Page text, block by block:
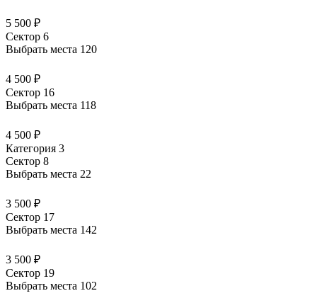
5 500 ₽
Сектор 6
Выбрать места 120
4 500 ₽
Сектор 16
Выбрать места 118
4 500 ₽
Категория 3
Сектор 8
Выбрать места 22
3 500 ₽
Сектор 17
Выбрать места 142
3 500 ₽
Сектор 19
Выбрать места 102